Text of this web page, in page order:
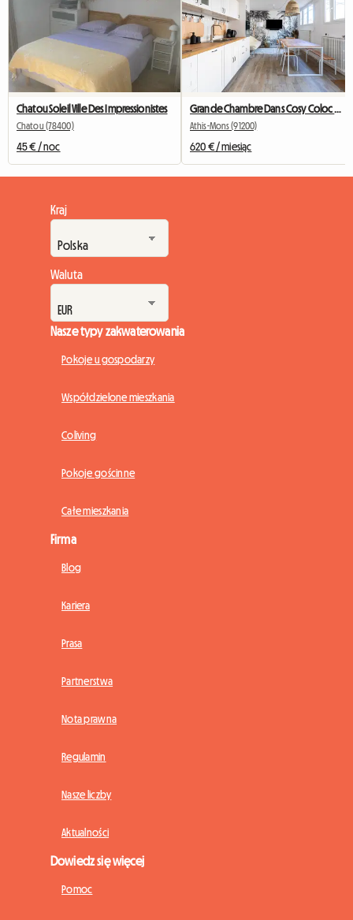
Chatou Soleil Ville Des Impressionistes
Chatou (78400)
45 € / noc
Athis-Mons (91200)
620 € / miesiąc
Kraj
Waluta
Nasze typy zakwaterowania
Pokoje u gospodarzy
Współdzielone mieszkania
Coliving
Pokoje gościnne
Całe mieszkania
Firma
Blog
Kariera
Prasa
Partnerstwa
Nota prawna
Regulamin
Nasze liczby
Aktualności
Dowiedz się więcej
Pomoc